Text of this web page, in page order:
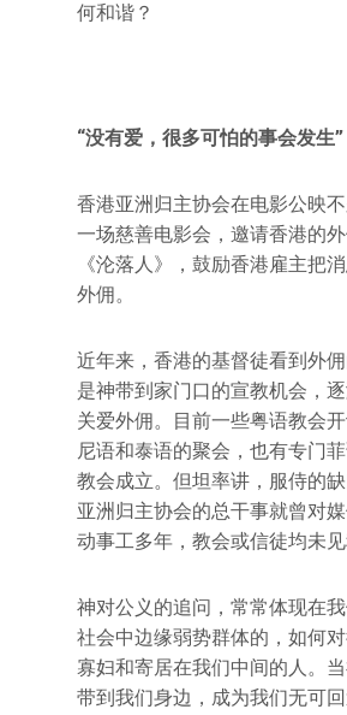
何和谐？
“没有爱，很多可怕的事会发生”
香港亚洲归主协会在电影公映
一场慈善电影会，邀请香港的
《沦落人》，鼓励香港雇主把
外佣。
近年来，香港的基督徒看到外
是神带到家门口的宣教机会，
关爱外佣。目前一些粤语教会
尼语和泰语的聚会，也有专门
教会成立。但坦率讲，服侍的缺
亚洲归主协会的总干事就曾对
动事工多年，教会或信徒均未见
神对公义的追问，常常体现在
社会中边缘弱势群体的，如何对
寡妇和寄居在我们中间的人。
带到我们身边，成为我们无可